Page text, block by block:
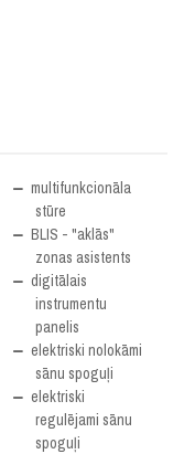
multifunkcionāla
stūre
BLIS - "aklās"
zonas asistents
digitālais
instrumentu
panelis
elektriski nolokāmi
sānu spoguļi
elektriski
regulējami sānu
spoguļi